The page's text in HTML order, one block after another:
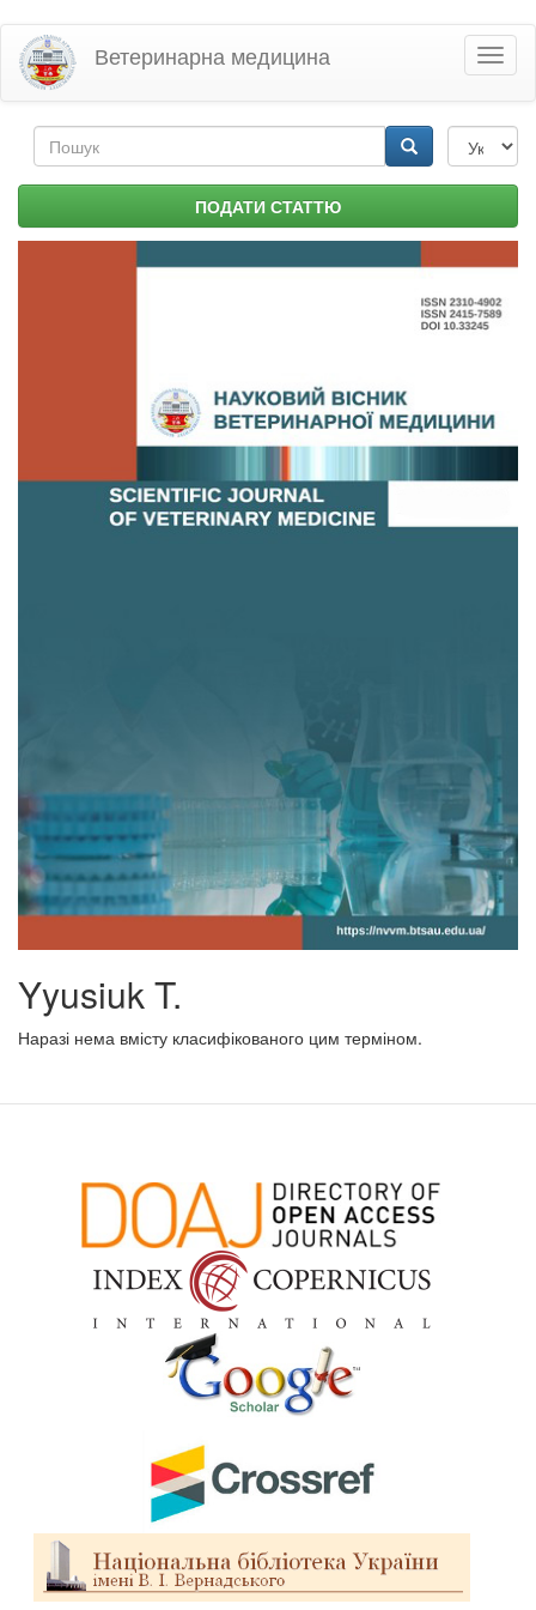
Перейти
основного
матеріалу
Ветеринарна медицина
Пошукова
форма ПОДАТИ СТАТТЮ
Yyusiuk T.
Наразі нема вмісту класифікованого цим терміном.